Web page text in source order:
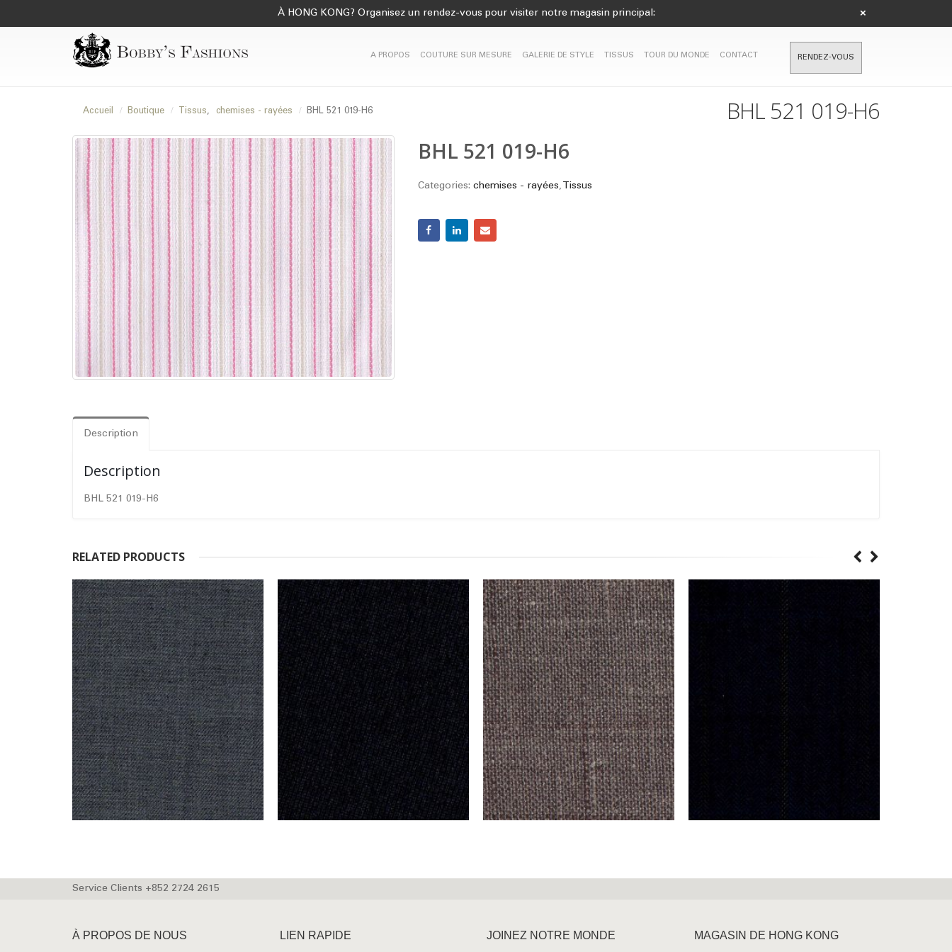
À HONG KONG? Organisez un rendez-vous pour visiter notre magasin principal: ×
A PROPOS COUTURE SUR MESURE GALERIE DE STYLE TISSUS TOUR DU MONDE CONTACT RENDEZ-VOUS
BHL 521 019-H6
Accueil Boutique Tissus, chemises - rayées BHL 521 019-H6
BHL 521 019-H6
Categories: chemises - rayées, Tissus
Description
Description
BHL 521 019-H6
RELATED PRODUCTS
Service Clients +852 2724 2615
À PROPOS DE NOUS LIEN RAPIDE JOINEZ NOTRE MONDE MAGASIN DE HONG KONG